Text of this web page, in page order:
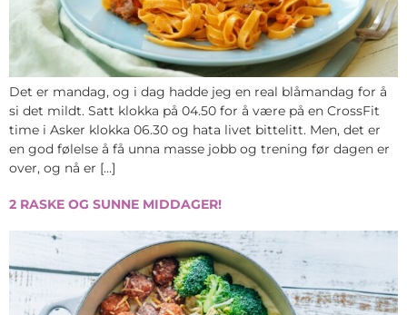
Det er mandag, og i dag hadde jeg en real blåmandag for å
si det mildt. Satt klokka på 04.50 for å være på en CrossFit
time i Asker klokka 06.30 og hata livet bittelitt. Men, det er
en god følelse å få unna masse jobb og trening før dagen er
over, og nå er […]
2 RASKE OG SUNNE MIDDAGER!